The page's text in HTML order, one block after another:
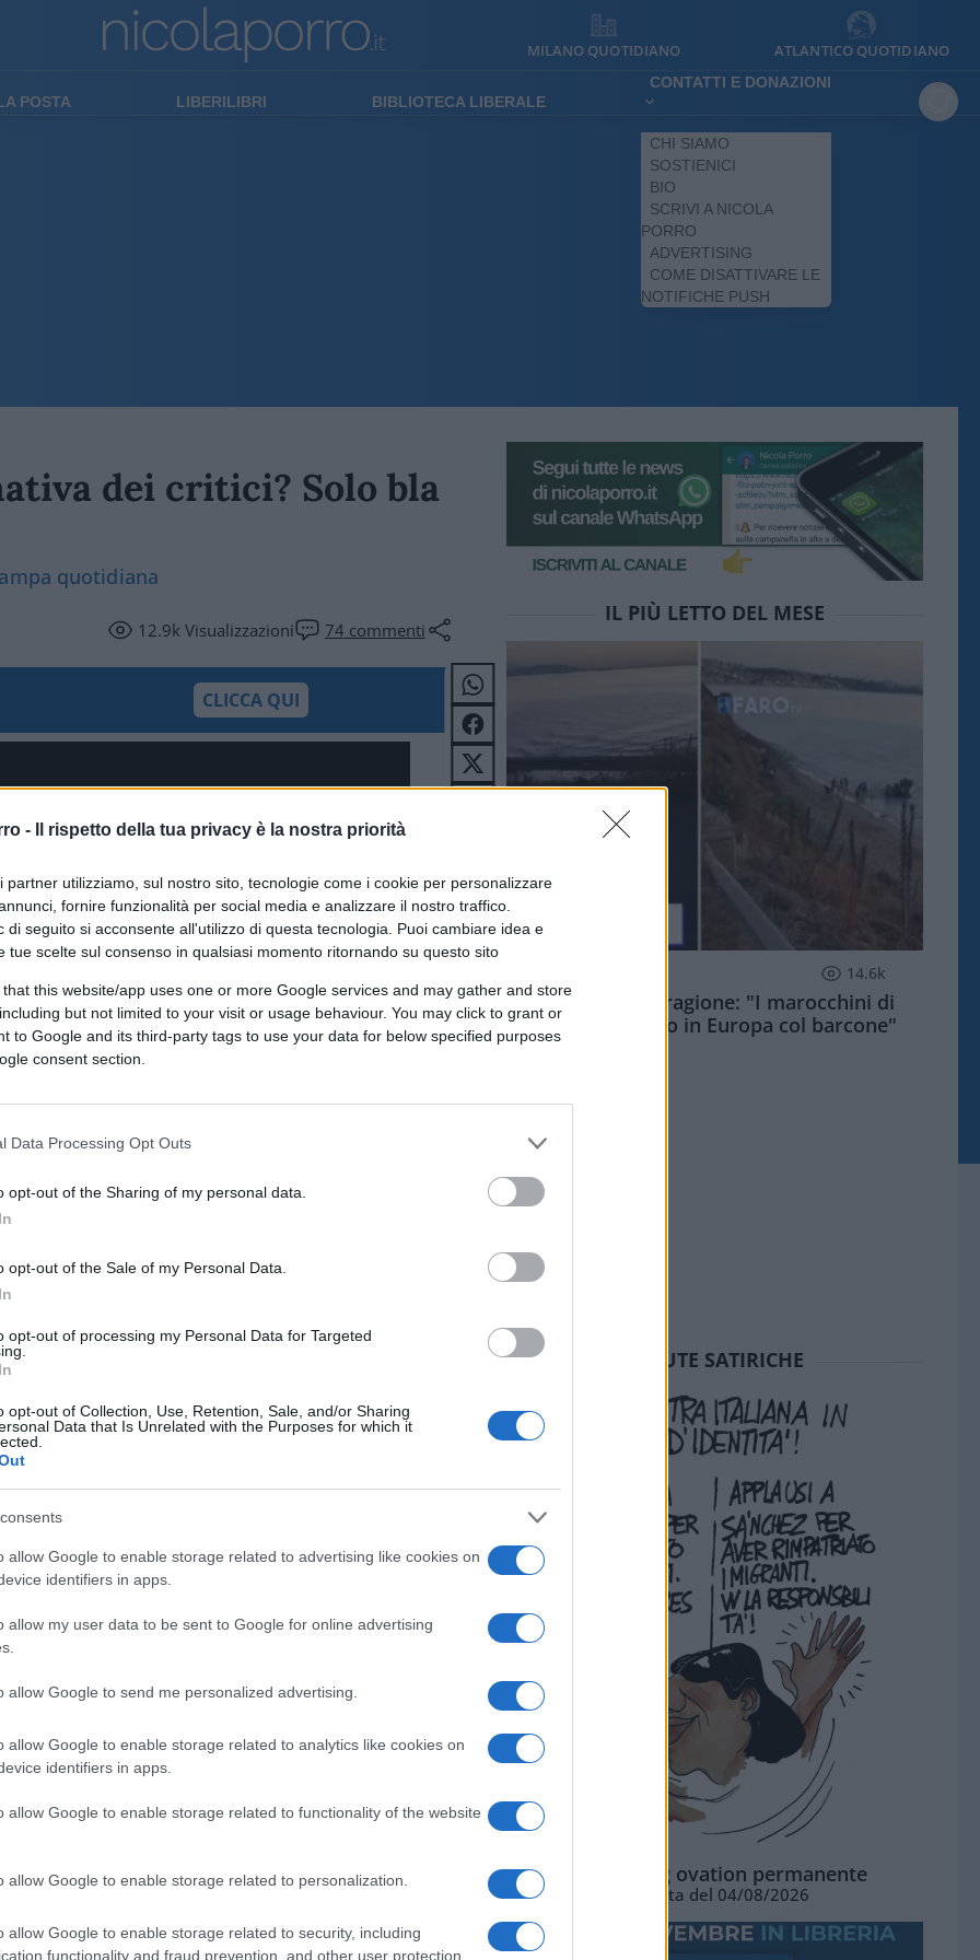
- Il rispetto della tua privacy è la nostra priorità
partner utilizziamo, sul nostro sito, tecnologie come i cookie per personalizzare
fornire funzionalità per social media e analizzare il nostro traffico.
di seguito si acconsente all'utilizzo di questa tecnologia. Puoi cambiare idea e
tue scelte sul consenso in qualsiasi momento ritornando su questo sito
that this website/app uses one or more Google services and may gather and store
but not limited to your visit or usage behaviour. You may click to grant or
to Google and its third-party tags to use your data for below specified purposes
consent section.
Data Processing Opt Outs
opt-out of the Sharing of my personal data.
opt-out of the Sale of my Personal Data.
opt-out of processing my Personal Data for Targeted
opt-out of Collection, Use, Retention, Sale, and/or Sharing
Data that Is Unrelated with the Purposes for which it
allow Google to enable storage related to advertising like cookies on
identifiers in apps.
allow my user data to be sent to Google for online advertising
allow Google to send me personalized advertising.
allow Google to enable storage related to analytics like cookies on
identifiers in apps.
allow Google to enable storage related to functionality of the website
allow Google to enable storage related to personalization.
allow Google to enable storage related to security, including
functionality and fraud prevention, and other user protection.
MILANO QUOTIDIANO ATLANTICO QUOTIDIANO
POSTA LIBERILIBRI BIBLIOTECA LIBERALE
CONTATTI E DONAZIONI
CHI SIAMO
SOSTIENICI
BIO
SCRIVI A NICOLA
PORRO
ADVERTISING
COME DISATTIVARE LE
NOTIFICHE PUSH
dei critici? Solo bla
quotidiana
12.9kVisualizzazioni 74 commenti
CLICCA QUI
sicurezza
chiaro. Niente? O bla bla bla
, immaginate domanda simile a Monti o
porno, quella sì che sarebbe stata una
Meloni…
di FdI piagnucola, ma pensa un po’ tu.
proprietari di case: sì è così. Non
gli obblighi per chi ha una casa in
e Ricossa si rivoltano nella tomba.
IL PIÙ LETTO DEL MESE
14.6k
Meloni aveva ragione: "I marocchini di
Ceuta sbarcano in Europa col barcone"
SEDUTE SATIRICHE
La standing ovation permanente
Vignetta del 04/08/2026